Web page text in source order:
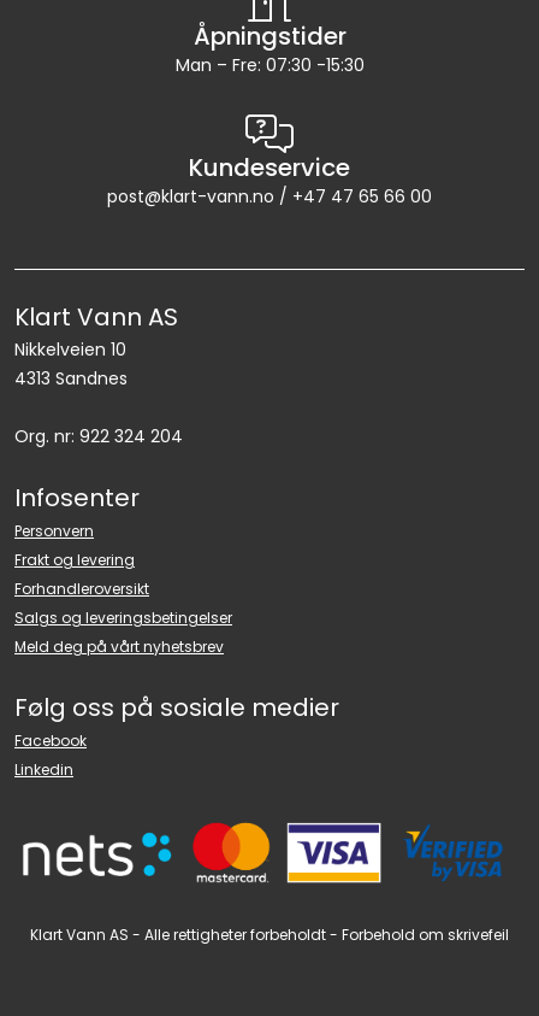
Åpningstider
Man – Fre: 07:30 -15:30
Kundeservice
post@klart-vann.no / +47 47 65 66 00
Klart Vann AS
Nikkelveien 10
4313 Sandnes
Org. nr: 922 324 204
Infosenter
Personvern
Frakt og levering
Forhandleroversikt
Salgs og leveringsbetingelser
Meld deg på vårt nyhetsbrev
Følg oss på sosiale medier
Facebook
Linkedin
Klart Vann AS - Alle rettigheter forbeholdt - Forbehold om skrivefeil